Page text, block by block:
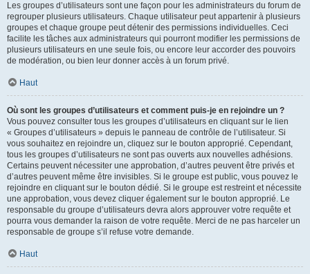
Les groupes d’utilisateurs sont une façon pour les administrateurs du forum de
regrouper plusieurs utilisateurs. Chaque utilisateur peut appartenir à plusieurs
groupes et chaque groupe peut détenir des permissions individuelles. Ceci
facilite les tâches aux administrateurs qui pourront modifier les permissions de
plusieurs utilisateurs en une seule fois, ou encore leur accorder des pouvoirs
de modération, ou bien leur donner accès à un forum privé.
Haut
Où sont les groupes d’utilisateurs et comment puis-je en rejoindre un ?
Vous pouvez consulter tous les groupes d’utilisateurs en cliquant sur le lien
« Groupes d’utilisateurs » depuis le panneau de contrôle de l’utilisateur. Si
vous souhaitez en rejoindre un, cliquez sur le bouton approprié. Cependant,
tous les groupes d’utilisateurs ne sont pas ouverts aux nouvelles adhésions.
Certains peuvent nécessiter une approbation, d’autres peuvent être privés et
d’autres peuvent même être invisibles. Si le groupe est public, vous pouvez le
rejoindre en cliquant sur le bouton dédié. Si le groupe est restreint et nécessite
une approbation, vous devez cliquer également sur le bouton approprié. Le
responsable du groupe d’utilisateurs devra alors approuver votre requête et
pourra vous demander la raison de votre requête. Merci de ne pas harceler un
responsable de groupe s’il refuse votre demande.
Haut